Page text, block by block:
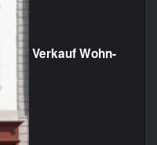
Verkauf Wohn-